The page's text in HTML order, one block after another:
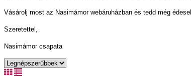
Vásárolj most az Nasimámor webáruházban és tedd még
Szeretettel,
Nasimámor csapata